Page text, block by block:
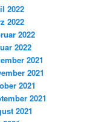
2022
2022
2022
2022
2021
2021
2021
2021
2021